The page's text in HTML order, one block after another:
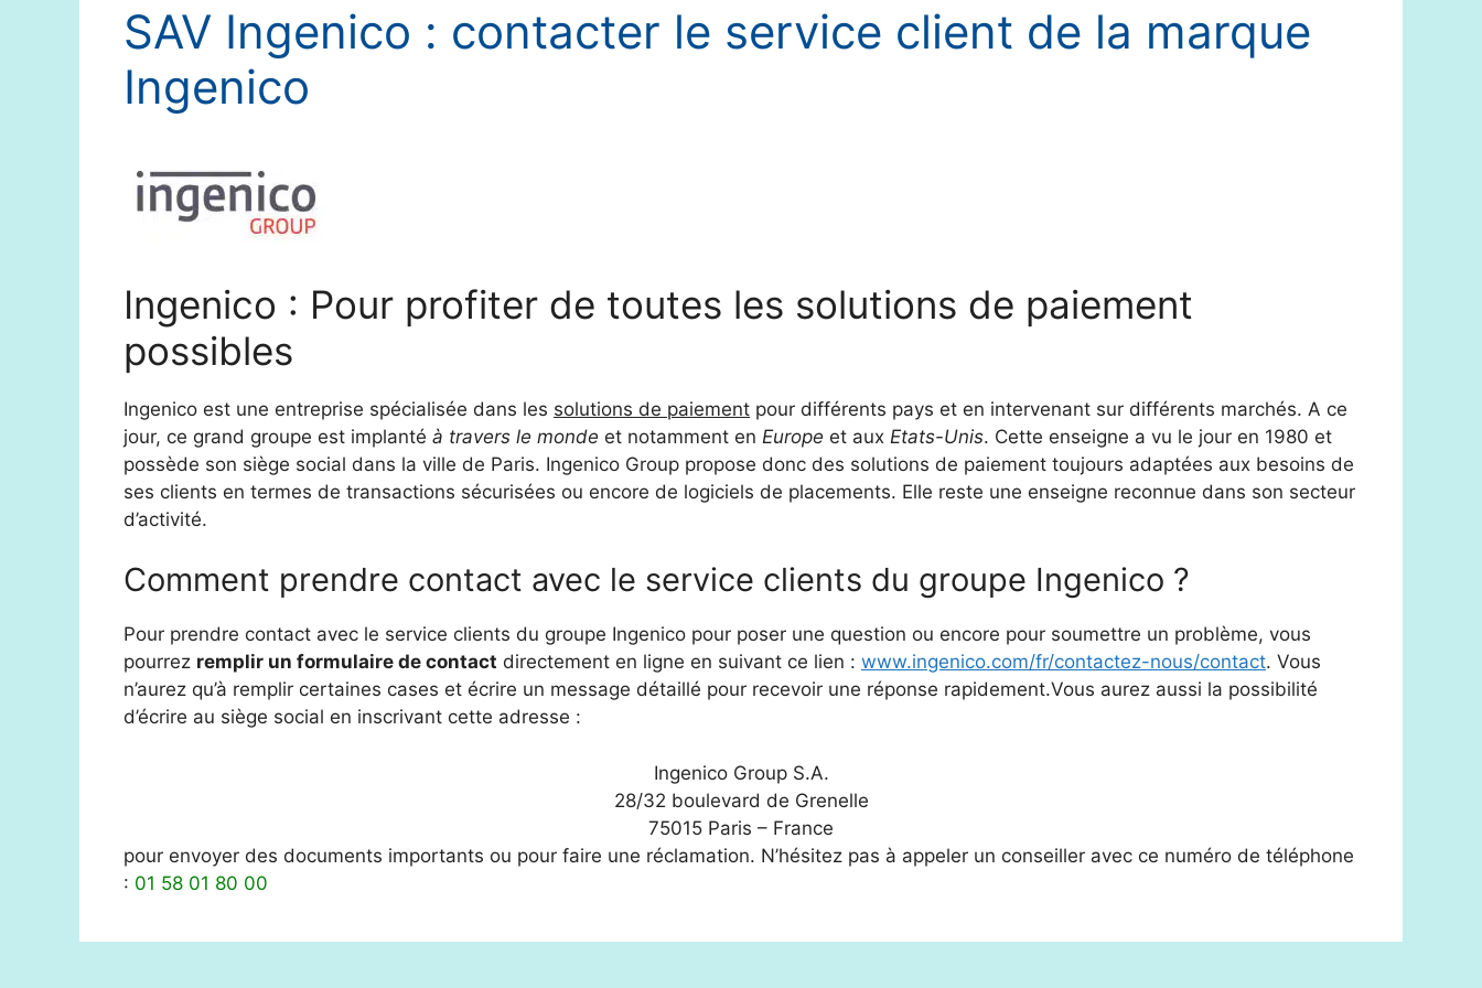
SAV Ingenico : contacter le service client de la marque
Ingenico
Ingenico : Pour profiter de toutes les solutions de paiement
possibles
Ingenico est une entreprise spécialisée dans les solutions de paiement pour différents pays et en intervenant sur différents marchés. A ce
jour, ce grand groupe est implanté à travers le monde et notamment en Europe et aux Etats-Unis. Cette enseigne a vu le jour en 1980 et
possède son siège social dans la ville de Paris. Ingenico Group propose donc des solutions de paiement toujours adaptées aux besoins de
ses clients en termes de transactions sécurisées ou encore de logiciels de placements. Elle reste une enseigne reconnue dans son secteur
d’activité.
Comment prendre contact avec le service clients du groupe Ingenico ?
Pour prendre contact avec le service clients du groupe Ingenico pour poser une question ou encore pour soumettre un problème, vous
pourrez remplir un formulaire de contact directement en ligne en suivant ce lien : www.ingenico.com/fr/contactez-nous/contact. Vous
n’aurez qu’à remplir certaines cases et écrire un message détaillé pour recevoir une réponse rapidement.Vous aurez aussi la possibilité
d’écrire au siège social en inscrivant cette adresse :
Ingenico Group S.A.
28/32 boulevard de Grenelle
75015 Paris – France
pour envoyer des documents importants ou pour faire une réclamation. N’hésitez pas à appeler un conseiller avec ce numéro de téléphone
: 01 58 01 80 00